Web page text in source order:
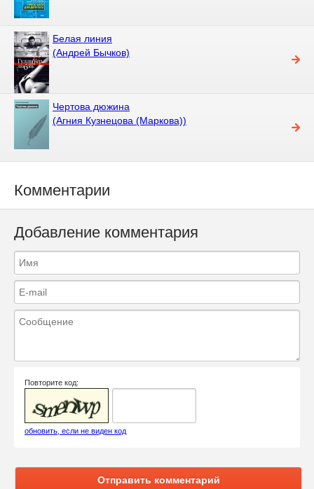
Белая линия
(Андрей Бычков)
Чертова дюжина
(Агния Кузнецова (Маркова))
Комментарии
Добавление комментария
Повторите код:
обновить, если не виден код
Отправить комментарий